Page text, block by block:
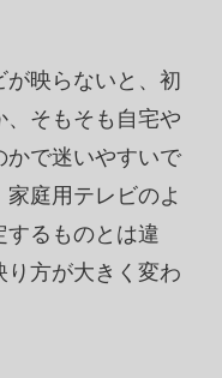
映らないと、初
そもそも自宅や
かで迷いやすいで
庭用テレビのよ
するものとは違
り方が大きく変わ